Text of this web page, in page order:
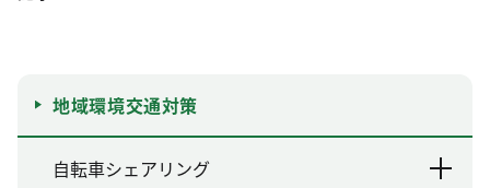
地域環境交通対策
自転車シェアリング